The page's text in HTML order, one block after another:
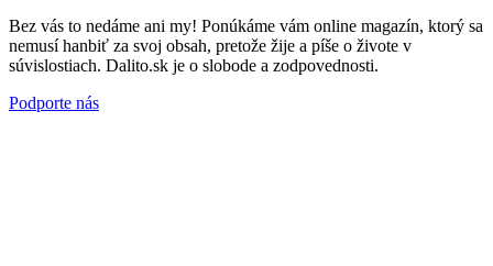
Bez vás to nedáme ani my! Ponúkáme vám online magazín, ktorý sa
nemusí hanbiť za svoj obsah, pretože žije a píše o živote v
súvislostiach. Dalito.sk je o slobode a zodpovednosti.
Podporte nás